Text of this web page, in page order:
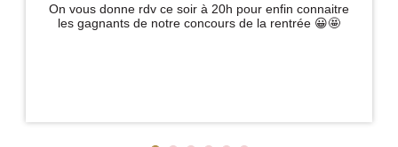
On vous donne rdv ce soir à 20h pour enfin connaitre
les gagnants de notre concours de la rentrée 😀🤩